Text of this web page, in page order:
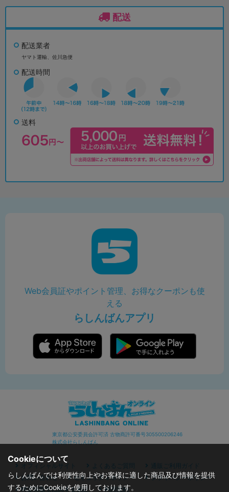
配送
配送業者
ヤマト運輸、佐川急便
配送時間
送料
Web会員証やポイント管理、お得なクーポンも使
える
らしんばんアプリ
東京都公安委員会許可済 古物商許可番号305500206246
株式会社らしんばん
オフィシャルサイト よくあるご質問
通販ご利用ガイド
お問い合わせ
セキュリティポリシー
プライバシーポリシー
特定商取引に関する表記
利用規約
Cookieについて
らしんばんでは利便性向上やお客様に適した商品及び情報を提供
するためにCookieを使用しております。